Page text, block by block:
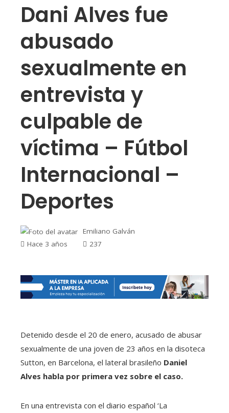
Dani Alves fue
abusado
sexualmente en
entrevista y
culpable de
víctima – Fútbol
Internacional –
Deportes
Emiliano Galván
Hace 3 años
237
Detenido desde el 20 de enero, acusado de abusar
sexualmente de una joven de 23 años en la disoteca
Sutton, en Barcelona, ​​​​el lateral brasileño Daniel
Alves habla por primera vez sobre el caso.
En una entrevista con el diario español ‘La